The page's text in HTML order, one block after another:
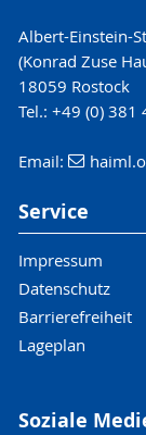
Albert-Einstein-
(Konrad Zuse
18059 Rostock
Tel.: +49 (0) 381
Email:
Service
Impressum
Datenschutz
Barrierefreiheit
Lageplan
Soziale